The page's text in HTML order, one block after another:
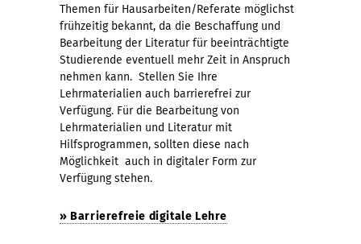
Themen für Hausarbeiten/Referate möglichst
frühzeitig bekannt, da die Beschaffung und
Bearbeitung der Literatur für beeinträchtigte
Studierende eventuell mehr Zeit in Anspruch
nehmen kann. Stellen Sie Ihre
Lehrmaterialien auch barrierefrei zur
Verfügung. Für die Bearbeitung von
Lehrmaterialien und Literatur mit
Hilfsprogrammen, sollten diese nach
Möglichkeit auch in digitaler Form zur
Verfügung stehen.
» Barrierefreie digitale Lehre